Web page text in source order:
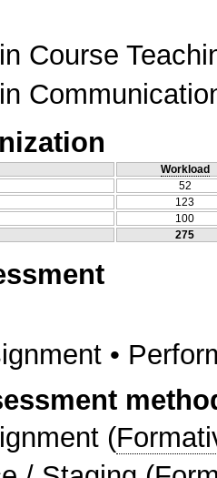
Course
Workload
52
123
100
275
•
(